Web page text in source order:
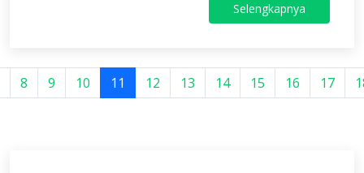
Selengkapnya
8 9 10 11 12 13 14 15 16 17